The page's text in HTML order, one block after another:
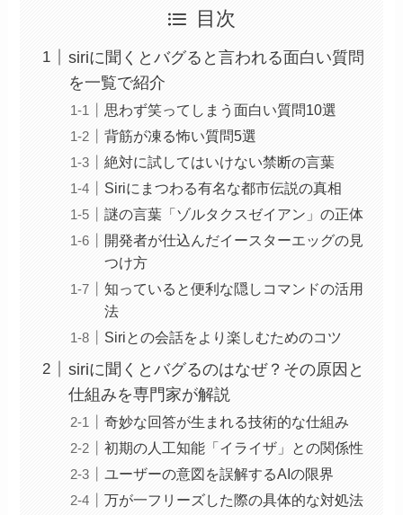
目次
siriに聞くとバグると言われる面白い質問
を一覧で紹介
思わず笑ってしまう面白い質問10選
背筋が凍る怖い質問5選
絶対に試してはいけない禁断の言葉
Siriにまつわる有名な都市伝説の真相
謎の言葉「ゾルタクスゼイアン」の正体
開発者が仕込んだイースターエッグの見
つけ方
知っていると便利な隠しコマンドの活用
法
Siriとの会話をより楽しむためのコツ
siriに聞くとバグるのはなぜ？その原因と
仕組みを専門家が解説
奇妙な回答が生まれる技術的な仕組み
初期の人工知能「イライザ」との関係性
ユーザーの意図を誤解するAIの限界
万が一フリーズした際の具体的な対処法